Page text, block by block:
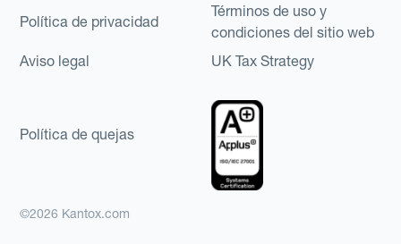
Política de privacidad
Términos de uso y
condiciones del sitio web
Aviso legal
UK Tax Strategy
Política de quejas
©2026 Kantox.com